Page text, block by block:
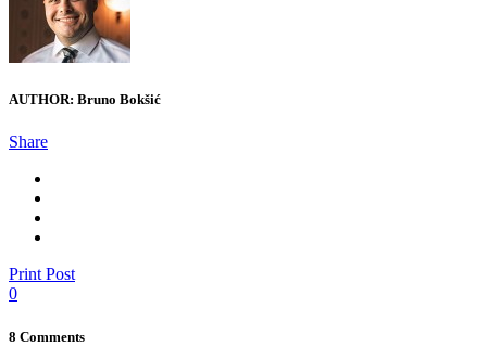
AUTHOR: Bruno Bokšić
Share
Print Post
0
8 Comments